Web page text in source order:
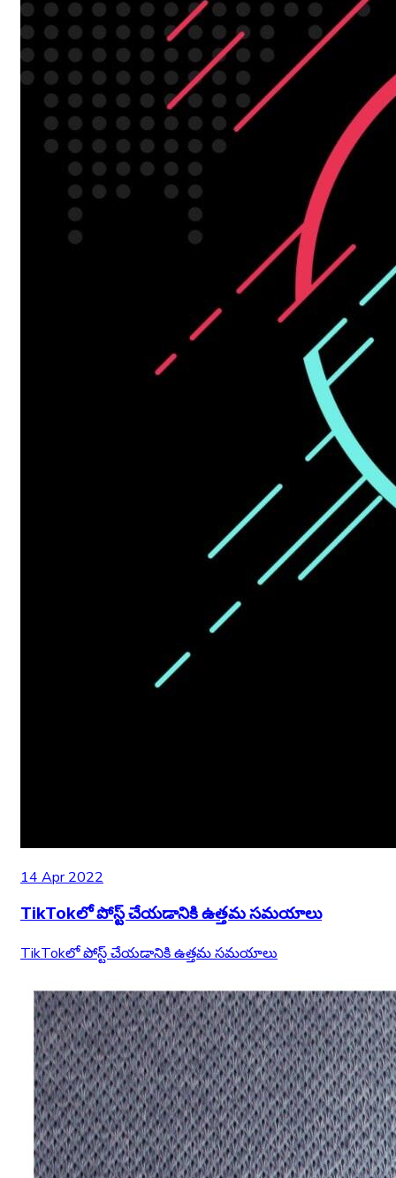
14 Apr 2022
TikTokలో పోస్ట్ చేయడానికి ఉత్తమ సమయాలు
TikTokలో పోస్ట్ చేయడానికి ఉత్తమ సమయాలు